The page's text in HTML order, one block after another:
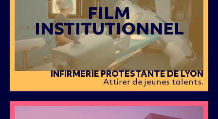
FILM
INSTITUTIONNEL
INFIRMERIE PROTESTANTE DE LYON
Attirer de jeunes talents.